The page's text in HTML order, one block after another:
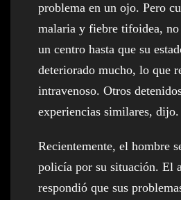
problema en un ojo. Pero
malaria y fiebre tifoidea,
un centro hasta que su
deteriorado mucho, lo que
intravenoso. Otros
experiencias similares, dijo.
Recientemente, el hombre
policía por su situación. El
respondió que sus